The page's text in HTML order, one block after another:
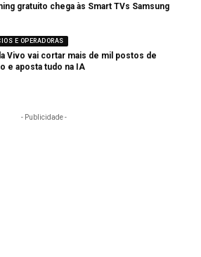
gratuito chega às Smart TVs Samsung
E OPERADORAS
Vivo vai cortar mais de mil postos de
e aposta tudo na IA
- Publicidade -